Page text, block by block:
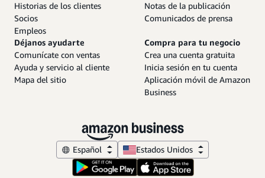
Historias de los clientes
Socios
Empleos
Notas de la publicación
Comunicados de prensa
Déjanos ayudarte
Comunícate con ventas
Ayuda y servicio al cliente
Mapa del sitio
Compra para tu negocio
Crea una cuenta gratuita
Inicia sesión en tu cuenta
Aplicación móvil de Amazon
Business
Español Estados Unidos